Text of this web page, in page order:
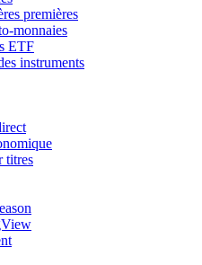
premières
monnaies
ETF
instruments
titres